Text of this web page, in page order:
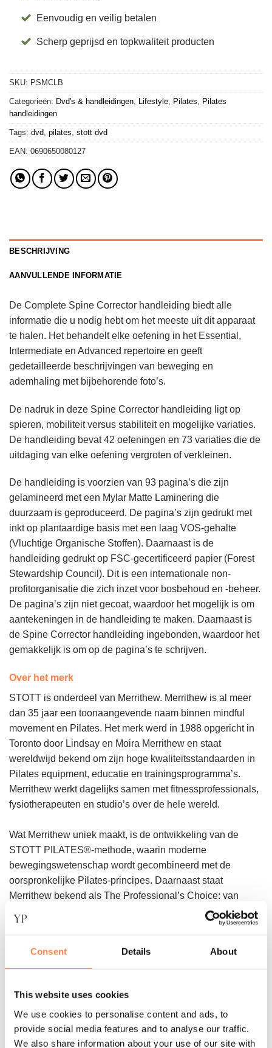
Consent Details About
This website uses cookies
We use cookies to personalise content and ads, to
provide social media features and to analyse our traffic.
We also share information about your use of our site with
Eenvoudig en veilig betalen
Scherp geprijsd en topkwaliteit producten
SKU: PSMCLB
Categorieën: Dvd's & handleidingen Lifestyle Pilates
Pilates
handleidingen
Tags: dvd pilates stott dvd
EAN: 0690650080127
BESCHRIJVING
AANVULLENDE INFORMATIE
De Complete Spine Corrector handleiding biedt alle
informatie die u nodig hebt om het meeste uit dit apparaat
te halen. Het behandelt elke oefening in het Essential,
Intermediate en Advanced repertoire en geeft
gedetailleerde beschrijvingen van beweging en
ademhaling met bijbehorende foto’s.
De nadruk in deze Spine Corrector handleiding ligt op
spieren, mobiliteit versus stabiliteit en mogelijke variaties.
De handleiding bevat 42 oefeningen en 73 variaties die de
uitdaging van elke oefening vergroten of verkleinen.
De handleiding is voorzien van 93 pagina’s die zijn
gelamineerd met een Mylar Matte Laminering die
duurzaam is geproduceerd. De pagina’s zijn gedrukt met
inkt op plantaardige basis met een laag VOS-gehalte
(Vluchtige Organische Stoffen). Daarnaast is de
handleiding gedrukt op FSC-gecertificeerd papier (Forest
Stewardship Council). Dit is een internationale non-
profitorganisatie die zich inzet voor bosbehoud en -beheer.
De pagina’s zijn niet gecoat, waardoor het mogelijk is om
aantekeningen in de handleiding te maken. Daarnaast is
de Spine Corrector handleiding ingebonden, waardoor het
gemakkelijk is om op de pagina’s te schrijven.
Over het merk
STOTT is onderdeel van Merrithew. Merrithew is al meer
dan 35 jaar een toonaangevende naam binnen mindful
movement en Pilates. Het merk werd in 1988 opgericht in
Toronto door Lindsay en Moira Merrithew en staat
wereldwijd bekend om zijn hoge kwaliteitsstandaarden in
Pilates equipment, educatie en trainingsprogramma’s.
Merrithew werkt dagelijks samen met fitnessprofessionals,
fysiotherapeuten en studio’s over de hele wereld.
Wat Merrithew uniek maakt, is de ontwikkeling van de
STOTT PILATES®-methode, waarin moderne
bewegingswetenschap wordt gecombineerd met de
oorspronkelijke Pilates-principes. Daarnaast staat
Merrithew bekend als The Professional’s Choice: van
duurzame Reformers en Stability Chairs tot slimme
accessoires voor mat- en apparatuurtraining. Met meer dan
merk dat staat voor kwaliteit, innovatie en vertrouwen.
Zowel in de studio én daarbuiten.
STOTT haalt de pilatesstudio-ervaring in huis. Het merk
biedt een grote omvang van pilates-apparatuur,
accessoires en onderwijs. STOTT PILATES oefeningen
verbetert de kernkracht en brengt de spieren rond de